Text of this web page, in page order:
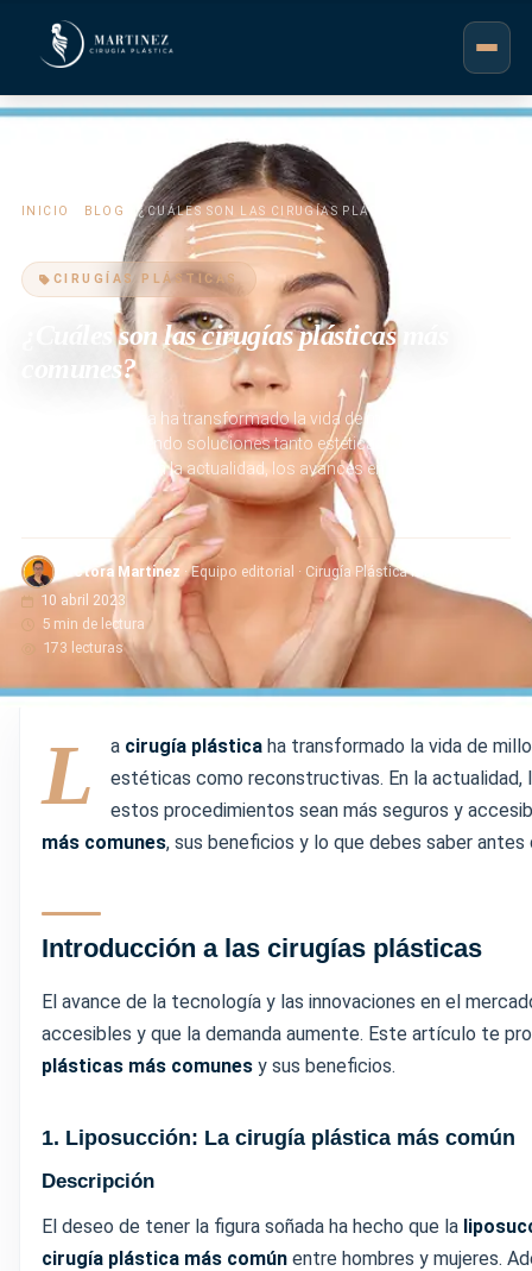
INICIO BLOG
/ ¿CUÁLES SON LAS CIRUGÍAS PLÁSTICAS MÁS
CIRUGÍAS PLÁSTICAS
¿Cuáles son las cirugías plásticas más
comunes?
La cirugía plástica ha transformado la vida de millones de
personas, ofreciendo soluciones tanto estéticas como
reconstructivas. En la actualidad, los avances en técnicas
Doctora Martinez · Equipo editorial · Cirugía Plástica Martínez
10 abril 2023
5 min de lectura
173 lecturas
L a cirugía plástica ha transformado la vida de
estéticas como reconstructivas. En la actualidad,
estos procedimientos sean más seguros y
más comunes, sus beneficios y lo que debes saber
Introducción a las cirugías plásticas
El avance de la tecnología y las innovaciones en el
accesibles y que la demanda aumente. Este artículo te
plásticas más comunes y sus beneficios.
1. Liposucción: La cirugía plástica más común
Descripción
El deseo de tener la figura soñada ha hecho que la
cirugía plástica más común entre hombres y mujeres.